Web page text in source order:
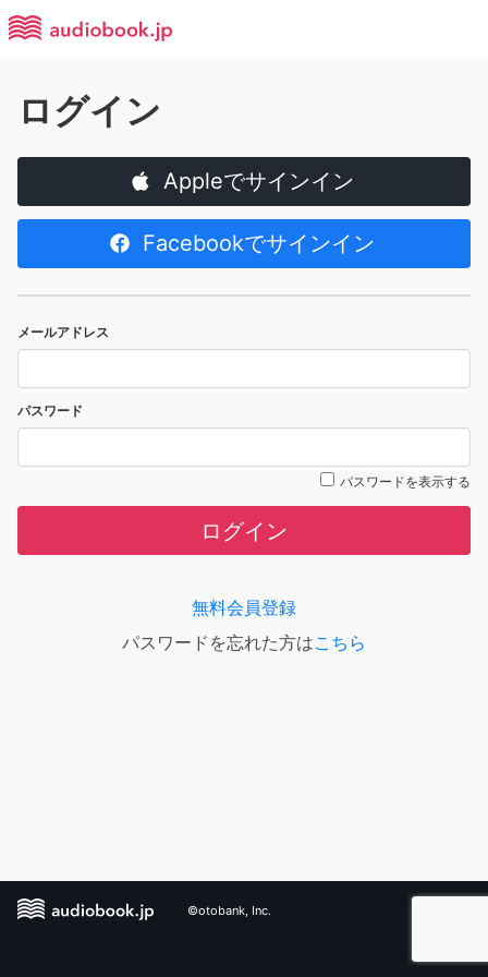
ログイン
Appleでサインイン
Facebookでサインイン
メールアドレス
パスワード
パスワードを表示する
ログイン
無料会員登録
パスワードを忘れた方はこちら
©otobank, Inc.